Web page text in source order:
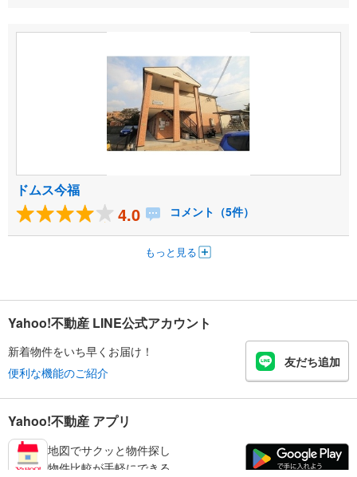
ドムス今福
4.0 コメント（5件）
もっと見る
Yahoo!不動産 LINE公式アカウント
新着物件をいち早くお届け！
便利な機能のご紹介
友だち追加
Yahoo!不動産 アプリ
地図でサクッと物件探し
物件比較が手軽にできる